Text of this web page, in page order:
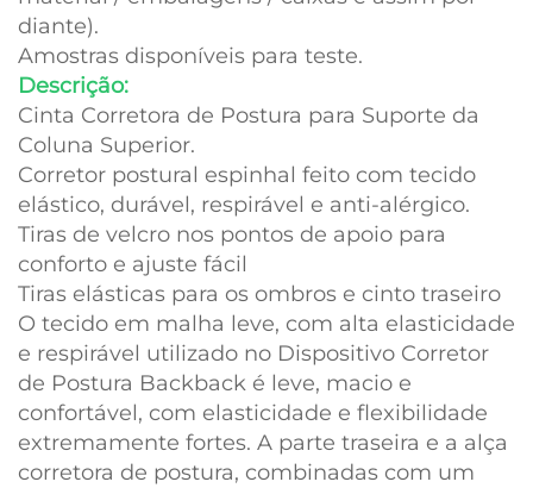
diante).
Amostras disponíveis para teste.
Descrição:
Cinta Corretora de Postura para Suporte da
Coluna Superior.
Corretor postural espinhal feito com tecido
elástico, durável, respirável e anti-alérgico.
Tiras de velcro nos pontos de apoio para
conforto e ajuste fácil
Tiras elásticas para os ombros e cinto traseiro
O tecido em malha leve, com alta elasticidade
e respirável utilizado no Dispositivo Corretor
de Postura Backback é leve, macio e
confortável, com elasticidade e flexibilidade
extremamente fortes. A parte traseira e a alça
corretora de postura, combinadas com um